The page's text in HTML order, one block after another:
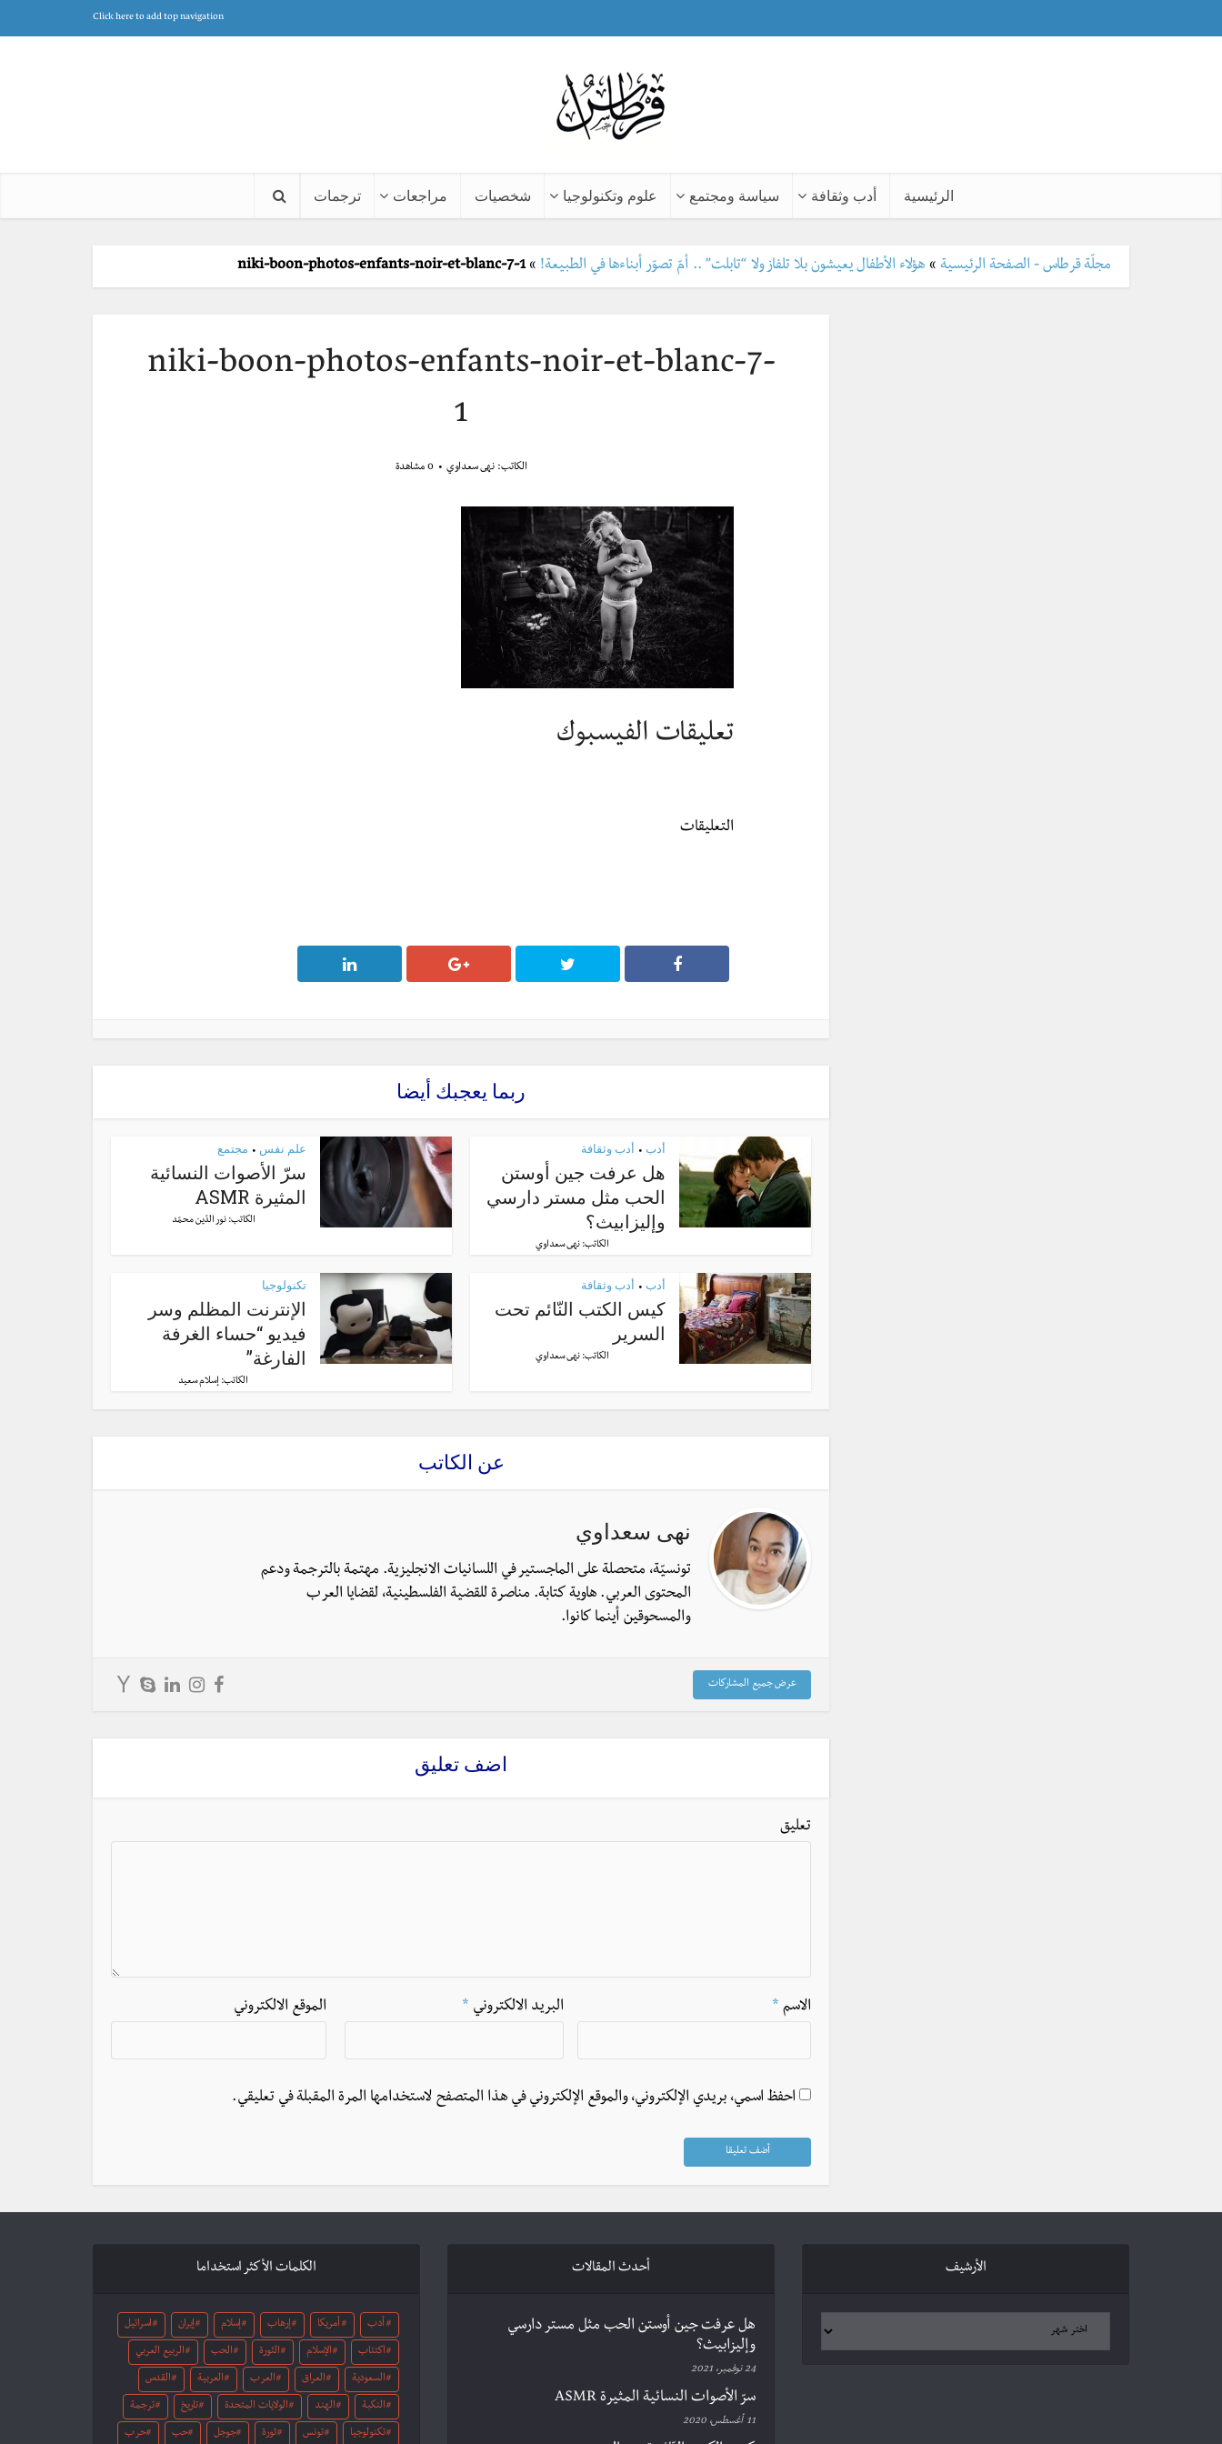
Click here to add top navigation
الرئيسية أدب وثقافة سياسة ومجتمع علوم وتكنولوجيا شخصيات مراجعات ترجمات
مجلّة قرطاس - الصفحة الرئيسية » هؤلاء الأطفال يعيشون بلا تلفاز ولا “تابلت” .. أمّ تصوّر أبناءها في الطبيعة! »
niki-boon-photos-enfants-noir-et-blanc-7-1
niki-boon-photos-enfants-noir-et-blanc-7-
1
الكاتب:نهى سعداوي 0 مشاهدة
تعليقات الفيسبوك
التعليقات
ربما يعجبك أيضا
أدب • أدب وثقافة
هل عرفت جين أوستن
الحب مثل مستر دارسي
وإليزابيث؟
الكاتب: نهى سعداوي
علم نفس • مجتمع
سرّ الأصوات النسائية
المثيرة ASMR
الكاتب:نور الدّين محمّد
أدب • أدب وثقافة
كيس الكتب النّائم تحت
السرير
الكاتب: نهى سعداوي
تكنولوجيا
الإنترنت المظلم وسر
فيديو “حساء الغرفة
الفارغة”
الكاتب: إسلام سعيد
عن الكاتب
نهى سعداوي
تونسيّة، متحصلة على الماجستير في اللسانيات الانجليزية. مهتمة بالترجمة ودعم
المحتوى العربي. هاوية كتابة. مناصرة للقضية الفلسطينية، لقضايا العرب
والمسحوقين أينما كانوا.
عرض جميع المشاركات
اضف تعليق
تعليق
الاسم * البريد الالكتروني * الموقع الالكتروني
احفظ اسمي، بريدي الإلكتروني، والموقع الإلكتروني في هذا المتصفح لاستخدامها المرة المقبلة في تعليقي.
الكلمات الأكثر استخداما
أدب أمريكا إرهاب إسلام إيران اسرائيل
اكتئاب الإسلام الثورة الحب الربيع العربي
السعودية العراق العرب العربية القدس
النكبة الهند الولايات المتحدة تاريخ ترجمة
تكنولوجيا تونس ثورة جوجل حب حرب
أحدث المقالات
هل عرفت جين أوستن الحب مثل مستر دارسي
وإليزابيث؟
24 نوفمبر، 2021
سرّ الأصوات النسائية المثيرة ASMR
11 أغسطس، 2020
الأرشيف